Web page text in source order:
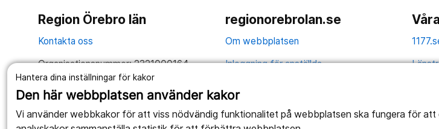
Hantera dina inställningar för kakor
Den här webbplatsen använder kakor
Vi använder webbkakor för att viss nödvändig funktionalitet på webbplatsen ska fungera för
Region Örebro län
Kontakta oss
Organisationsnummer: 2321000164
regionorebrolan.se
Om webbplatsen
Inloggning för anställda
Anslagstavla